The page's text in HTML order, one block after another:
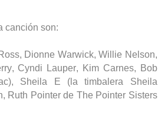
canción son:
Dionne Warwick,Willie Nelson,
Cyndi Lauper, Kim Carnes, Bob
Sheila E (la timbalera Sheila
Ruth Pointer de The Pointer Sisters